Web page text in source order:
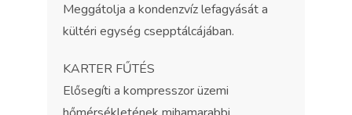
Meggátolja a kondenzvíz lefagyását a
kültéri egység csepptálcájában.
KARTER FŰTÉS
Elősegíti a kompresszor üzemi